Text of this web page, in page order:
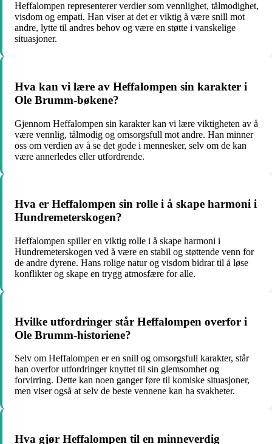
Heffalompen representerer verdier som vennlighet, tålmodighet,
visdom og empati. Han viser at det er viktig å være snill mot
andre, lytte til andres behov og være en støtte i vanskelige
situasjoner.
Hva kan vi lære av Heffalompen sin karakter i
Ole Brumm-bøkene?
Gjennom Heffalompen sin karakter kan vi lære viktigheten av å
være vennlig, tålmodig og omsorgsfull mot andre. Han minner
oss om verdien av å se det gode i mennesker, selv om de kan
være annerledes eller utfordrende.
Hva er Heffalompen sin rolle i å skape harmoni i
Hundremeterskogen?
Heffalompen spiller en viktig rolle i å skape harmoni i
Hundremeterskogen ved å være en stabil og støttende venn for
de andre dyrene. Hans rolige natur og visdom bidrar til å løse
konflikter og skape en trygg atmosfære for alle.
Hvilke utfordringer står Heffalompen overfor i
Ole Brumm-historiene?
Selv om Heffalompen er en snill og omsorgsfull karakter, står
han overfor utfordringer knyttet til sin glemsomhet og
forvirring. Dette kan noen ganger føre til komiske situasjoner,
men viser også at selv de beste vennene kan ha svakheter.
Hva gjør Heffalompen til en minneverdig